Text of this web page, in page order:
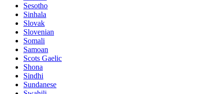
Sesotho
Sinhala
Slovak
Slovenian
Somali
Samoan
Scots Gaelic
Shona
Sindhi
Sundanese